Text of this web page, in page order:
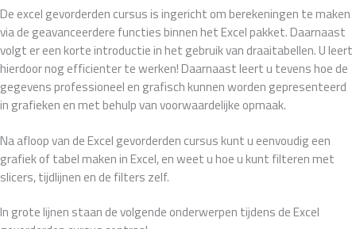
De excel gevorderden cursus is ingericht om berekeningen te maken
via de geavanceerdere functies binnen het Excel pakket. Daarnaast
volgt er een korte introductie in het gebruik van draaitabellen. U leert
hierdoor nog efficienter te werken! Daarnaast leert u tevens hoe de
gegevens professioneel en grafisch kunnen worden gepresenteerd
in grafieken en met behulp van voorwaardelijke opmaak.
Na afloop van de Excel gevorderden cursus kunt u eenvoudig een
grafiek of tabel maken in Excel, en weet u hoe u kunt filteren met
slicers, tijdlijnen en de filters zelf.
In grote lijnen staan de volgende onderwerpen tijdens de Excel